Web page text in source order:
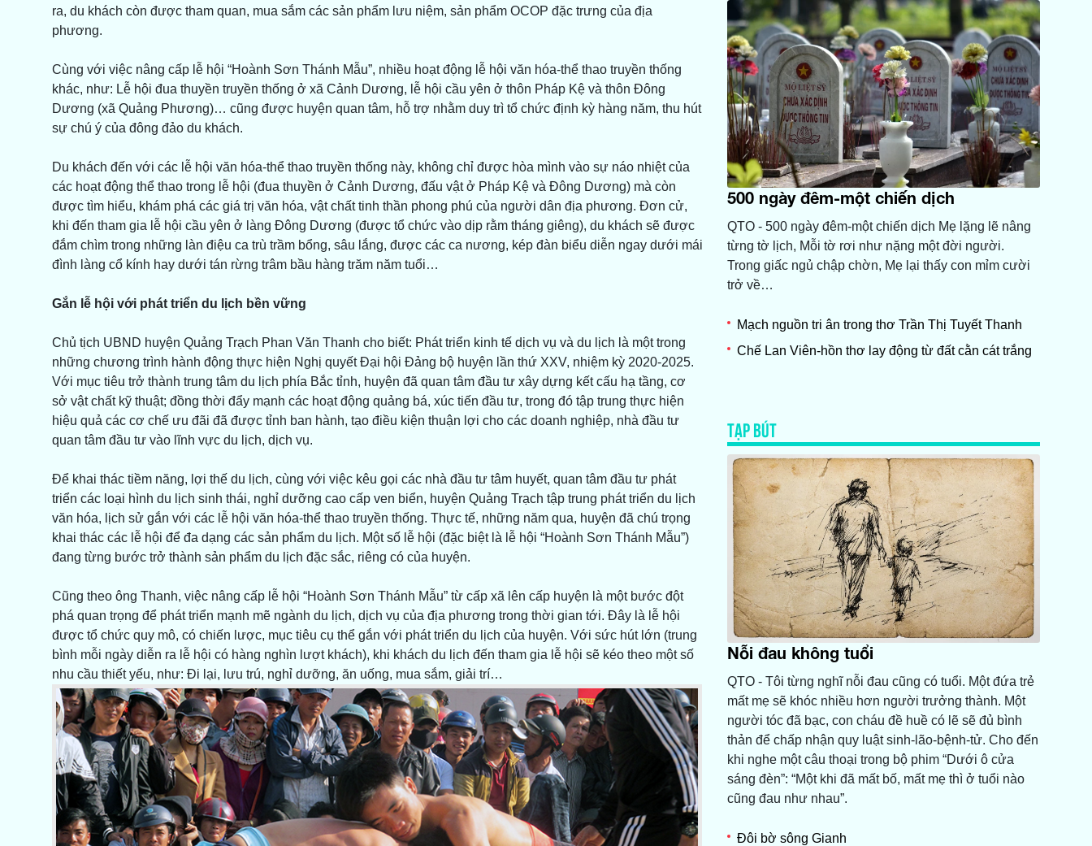
ra, du khách còn được tham quan, mua sắm các sản phẩm lưu niệm, sản phẩm OCOP đặc trưng của địa
phương.
Cùng với việc nâng cấp lễ hội “Hoành Sơn Thánh Mẫu”, nhiều hoạt động lễ hội văn hóa-thể thao truyền thống
khác, như: Lễ hội đua thuyền truyền thống ở xã Cảnh Dương, lễ hội cầu yên ở thôn Pháp Kệ và thôn Đông
Dương (xã Quảng Phương)… cũng được huyện quan tâm, hỗ trợ nhằm duy trì tổ chức định kỳ hàng năm, thu hút
sự chú ý của đông đảo du khách.
Du khách đến với các lễ hội văn hóa-thể thao truyền thống này, không chỉ được hòa mình vào sự náo nhiệt của
các hoạt động thể thao trong lễ hội (đua thuyền ở Cảnh Dương, đấu vật ở Pháp Kệ và Đông Dương) mà còn
được tìm hiểu, khám phá các giá trị văn hóa, vật chất tinh thần phong phú của người dân địa phương. Đơn cử,
khi đến tham gia lễ hội cầu yên ở làng Đông Dương (được tổ chức vào dịp rằm tháng giêng), du khách sẽ được
đắm chìm trong những làn điệu ca trù trầm bổng, sâu lắng, được các ca nương, kép đàn biểu diễn ngay dưới mái
đình làng cổ kính hay dưới tán rừng trâm bầu hàng trăm năm tuổi…
Gắn lễ hội với phát triển du lịch bền vững
Chủ tịch UBND huyện Quảng Trạch Phan Văn Thanh cho biết: Phát triển kinh tế dịch vụ và du lịch là một trong
những chương trình hành động thực hiện Nghị quyết Đại hội Đảng bộ huyện lần thứ XXV, nhiệm kỳ 2020-2025.
Với mục tiêu trở thành trung tâm du lịch phía Bắc tỉnh, huyện đã quan tâm đầu tư xây dựng kết cấu hạ tầng, cơ
sở vật chất kỹ thuật; đồng thời đẩy mạnh các hoạt động quảng bá, xúc tiến đầu tư, trong đó tập trung thực hiện
hiệu quả các cơ chế ưu đãi đã được tỉnh ban hành, tạo điều kiện thuận lợi cho các doanh nghiệp, nhà đầu tư
quan tâm đầu tư vào lĩnh vực du lịch, dịch vụ.
Để khai thác tiềm năng, lợi thế du lịch, cùng với việc kêu gọi các nhà đầu tư tâm huyết, quan tâm đầu tư phát
triển các loại hình du lịch sinh thái, nghỉ dưỡng cao cấp ven biển, huyện Quảng Trạch tập trung phát triển du lịch
văn hóa, lịch sử gắn với các lễ hội văn hóa-thể thao truyền thống. Thực tế, những năm qua, huyện đã chú trọng
khai thác các lễ hội để đa dạng các sản phẩm du lịch. Một số lễ hội (đặc biệt là lễ hội “Hoành Sơn Thánh Mẫu”)
đang từng bước trở thành sản phẩm du lịch đặc sắc, riêng có của huyện.
Cũng theo ông Thanh, việc nâng cấp lễ hội “Hoành Sơn Thánh Mẫu” từ cấp xã lên cấp huyện là một bước đột
phá quan trọng để phát triển mạnh mẽ ngành du lịch, dịch vụ của địa phương trong thời gian tới. Đây là lễ hội
được tổ chức quy mô, có chiến lược, mục tiêu cụ thể gắn với phát triển du lịch của huyện. Với sức hút lớn (trung
bình mỗi ngày diễn ra lễ hội có hàng nghìn lượt khách), khi khách du lịch đến tham gia lễ hội sẽ kéo theo một số
nhu cầu thiết yếu, như: Đi lại, lưu trú, nghỉ dưỡng, ăn uống, mua sắm, giải trí…
500 ngày đêm-một chiến dịch
QTO - 500 ngày đêm-một chiến dịch Mẹ lặng lẽ nâng
từng tờ lịch, Mỗi tờ rơi như nặng một đời người.
Trong giấc ngủ chập chờn, Mẹ lại thấy con mỉm cười
trở về…
Mạch nguồn tri ân trong thơ Trần Thị Tuyết Thanh
Chế Lan Viên-hồn thơ lay động từ đất cằn cát trắng
TẠP BÚT
Nỗi đau không tuổi
QTO - Tôi từng nghĩ nỗi đau cũng có tuổi. Một đứa trẻ
mất mẹ sẽ khóc nhiều hơn người trưởng thành. Một
người tóc đã bạc, con cháu đề huề có lẽ sẽ đủ bình
thản để chấp nhận quy luật sinh-lão-bệnh-tử. Cho đến
khi nghe một câu thoại trong bộ phim “Dưới ô cửa
sáng đèn”: “Một khi đã mất bố, mất mẹ thì ở tuổi nào
cũng đau như nhau”.
Đôi bờ sông Gianh